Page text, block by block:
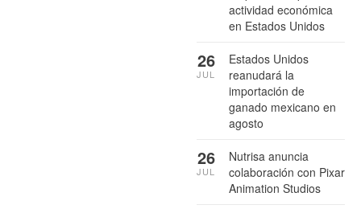
actividad económica
en Estados Unidos
Estados Unidos
reanudará la
importación de
ganado mexicano en
agosto
26
JUL
Nutrisa anuncia
colaboración con Pixar
Animation Studios
26
JUL